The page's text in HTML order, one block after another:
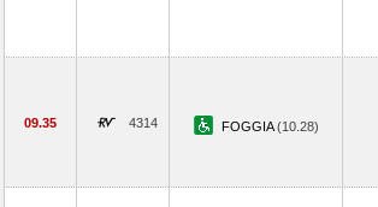
09.35 4314 FOGGIA(10.28)